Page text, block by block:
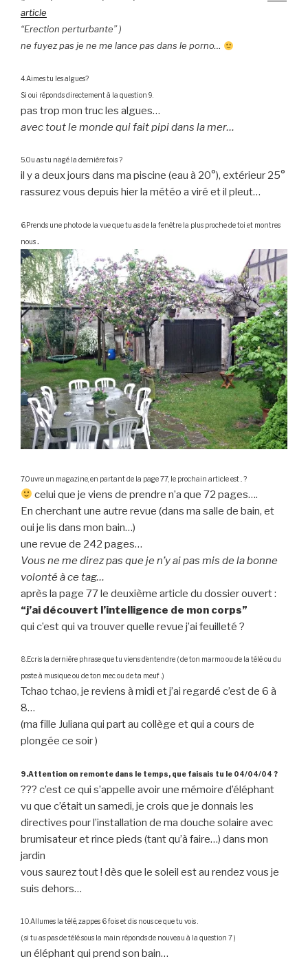
article
“Erection perturbante” )
ne fuyez pas je ne me lance pas dans le porno…
4.Aimes tu les algues?
Si oui réponds directement à la question 9.
pas trop mon truc les algues…
avec tout le monde qui fait pipi dans la mer…
5.Ou as tu nagé la dernière fois ?
il y a deux jours dans ma piscine (eau à 20°), extérieur 25°
rassurez vous depuis hier la météo a viré et il pleut…
6.Prends une photo de la vue que tu as de la fenêtre la plus proche de toi et montres
nous.
7.Ouvre un magazine, en partant de la page 77, le prochain article est .. ?
celui que je viens de prendre n’a que 72 pages….
En cherchant une autre revue (dans ma salle de bain, et
oui je lis dans mon bain…)
une revue de 242 pages…
Vous ne me direz pas que je n’y ai pas mis de la bonne
volonté à ce tag…
après la page 77 le deuxième article du dossier ouvert :
“j’ai découvert l’intelligence de mon corps”
qui c’est qui va trouver quelle revue j’ai feuilleté ?
8.Ecris la dernière phrase que tu viens d’entendre ( de ton marmo ou de la télé ou du
poste à musique ou de ton mec ou de ta meuf ..)
Tchao tchao, je reviens à midi et j’ai regardé c’est de 6 à
8…
(ma fille Juliana qui part au collège et qui a cours de
plongée ce soir )
9.Attention on remonte dans le temps, que faisais tu le 04/04/04 ?
??? c’est ce qui s’appelle avoir une mémoire d’éléphant
vu que c’était un samedi, je crois que je donnais les
directives pour l’installation de ma douche solaire avec
brumisateur et rince pieds (tant qu’à faire…) dans mon
jardin
vous saurez tout ! dès que le soleil est au rendez vous je
suis dehors…
10.Allumes la télé, zappes 6 fois et dis nous ce que tu vois .
( si tu as pas de télé sous la main réponds de nouveau à la question 7 )
un éléphant qui prend son bain…